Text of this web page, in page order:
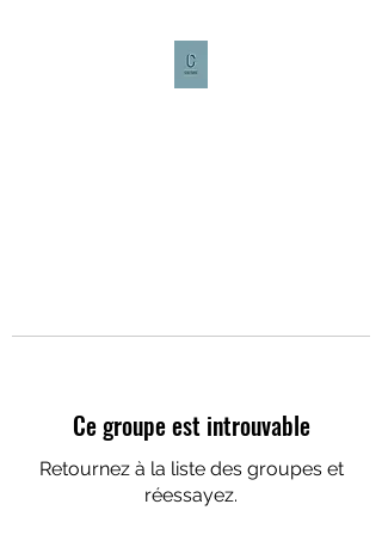
Ce groupe est introuvable
Retournez à la liste des groupes et
réessayez.